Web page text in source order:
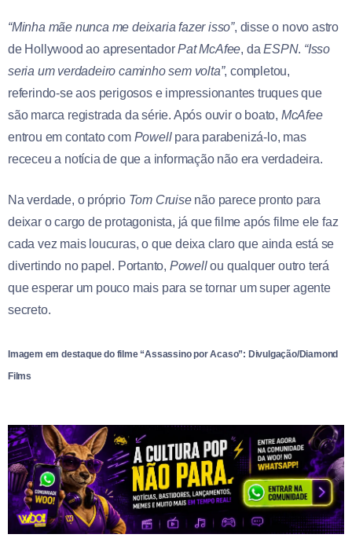
“Minha mãe nunca me deixaria fazer isso”, disse o novo astro
de Hollywood ao apresentadorPat McAfee, daESPN. “Isso
seria um verdadeiro caminho sem volta”, completou,
referindo-se aos perigosos e impressionantes truques que
são marca registrada da série. Após ouvir o boato, McAfee
entrou em contato com Powell para parabenizá-lo, mas
receceu a notícia de que a informação não era verdadeira.
Na verdade, o próprioTom Cruise não parece pronto para
deixar o cargo de protagonista, já que filme após filme ele faz
cada vez mais loucuras, o que deixa claro que ainda está se
divertindo no papel. Portanto, Powellou qualquer outro terá
que esperar um pouco mais para se tornar um super agente
secreto.
Imagem em destaque do filme “Assassino por Acaso”: Divulgação/Diamond
Films